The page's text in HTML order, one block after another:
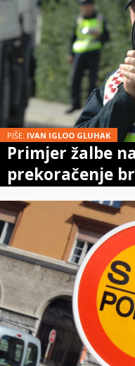
PIŠE: IVAN IGLOO GLUHAK
Primjer žalbe
prekoračenje